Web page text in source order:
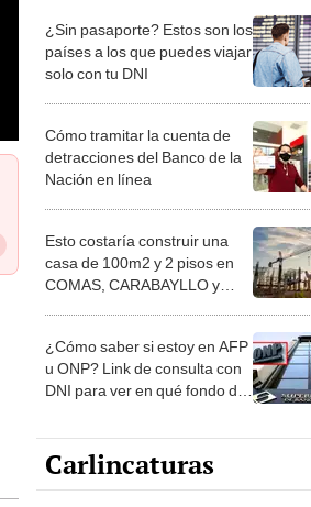
¿Sin pasaporte? Estos son los
países a los que puedes viajar
solo con tu DNI
Cómo tramitar la cuenta de
detracciones del Banco de la
Nación en línea
Esto costaría construir una
casa de 100m2 y 2 pisos en
COMAS, CARABAYLLO y
¿Cómo saber si estoy en AFP
u ONP? Link de consulta con
DNI para ver en qué fondo de
Carlincaturas